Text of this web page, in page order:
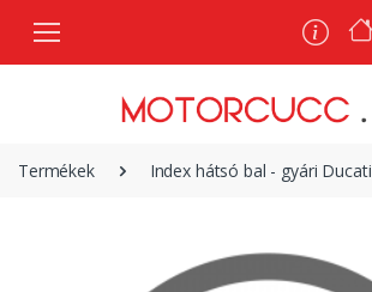
Termékek Index hátsó bal - gyári Ducati